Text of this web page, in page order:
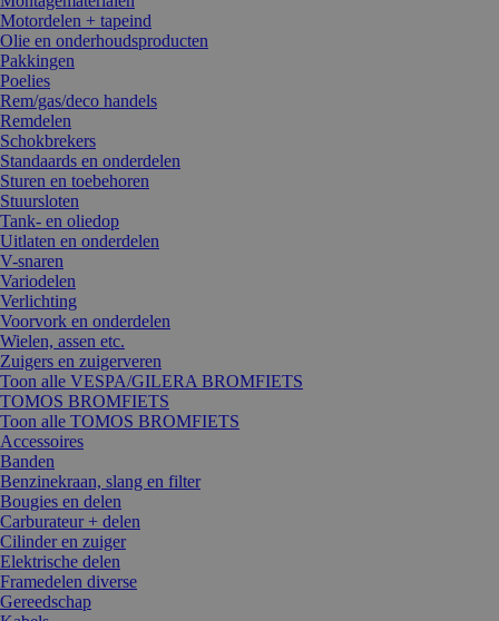
Motordelen + tapeind
Olie en onderhoudsproducten
Pakkingen
Poelies
Rem/gas/deco handels
Remdelen
Schokbrekers
Standaards en onderdelen
Sturen en toebehoren
Stuursloten
Tank- en oliedop
Uitlaten en onderdelen
V-snaren
Variodelen
Verlichting
Voorvork en onderdelen
Wielen, assen etc.
Zuigers en zuigerveren
Toon alle VESPA/GILERA BROMFIETS
TOMOS BROMFIETS
Toon alle TOMOS BROMFIETS
Accessoires
Banden
Benzinekraan, slang en filter
Bougies en delen
Carburateur + delen
Cilinder en zuiger
Elektrische delen
Framedelen diverse
Gereedschap